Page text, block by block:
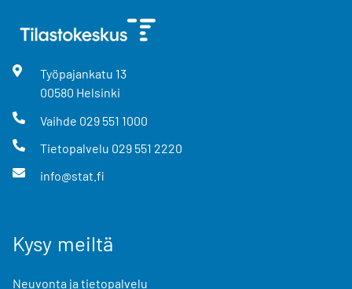
Työpajankatu 13
00580 Helsinki
Vaihde 029 551 1000
Tietopalvelu 029 551 2220
info@stat.fi
Kysy meiltä
Neuvonta ja tietopalvelu